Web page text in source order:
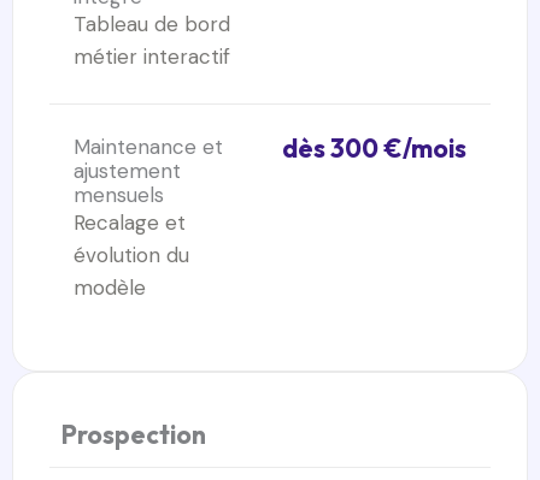
Tableau de bord
métier interactif
Maintenance et
ajustement
mensuels
Recalage et
évolution du
modèle
dès 300 €/mois
Prospection